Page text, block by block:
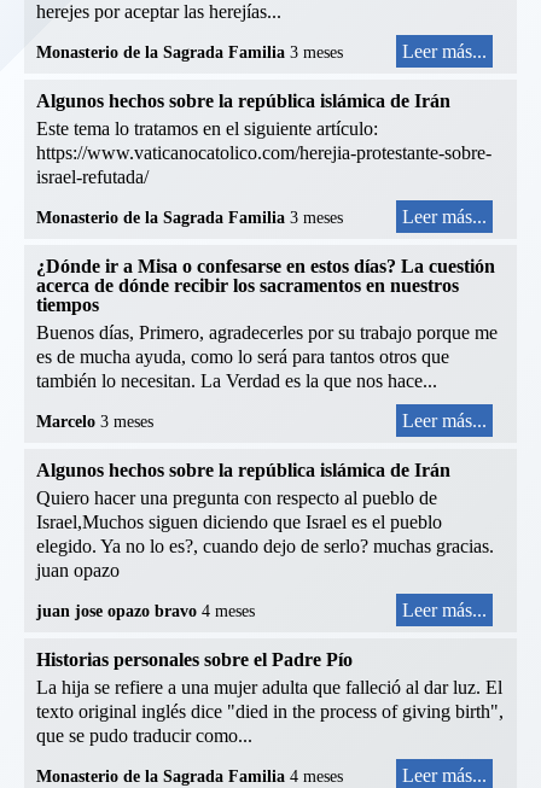
herejes por aceptar las herejías...
Monasterio de la Sagrada Familia 3 meses Leer más...
Algunos hechos sobre la república islámica de Irán
Este tema lo tratamos en el siguiente artículo:
https://www.vaticanocatolico.com/herejia-protestante-sobre-
israel-refutada/
Monasterio de la Sagrada Familia 3 meses Leer más...
¿Dónde ir a Misa o confesarse en estos días? La cuestión
acerca de dónde recibir los sacramentos en nuestros
tiempos
Buenos días, Primero, agradecerles por su trabajo porque me
es de mucha ayuda, como lo será para tantos otros que
también lo necesitan. La Verdad es la que nos hace...
Marcelo 3 meses Leer más...
Algunos hechos sobre la república islámica de Irán
Quiero hacer una pregunta con respecto al pueblo de
Israel,Muchos siguen diciendo que Israel es el pueblo
elegido. Ya no lo es?, cuando dejo de serlo? muchas gracias.
juan opazo
juan jose opazo bravo 4 meses Leer más...
Historias personales sobre el Padre Pío
La hija se refiere a una mujer adulta que falleció al dar luz. El
texto original inglés dice "died in the process of giving birth",
que se pudo traducir como...
Monasterio de la Sagrada Familia 4 meses Leer más...